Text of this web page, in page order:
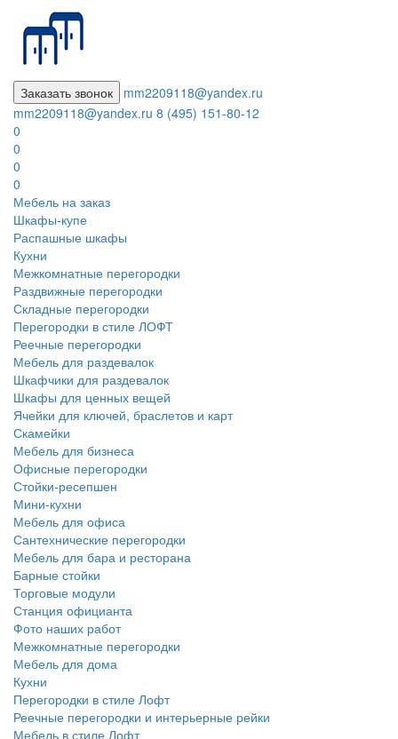
Заказать звонок
mm2209118@yandex.ru
mm2209118@yandex.ru 8 (495) 151-80-12
0
0
0
0
Мебель на заказ
Шкафы-купе
Распашные шкафы
Кухни
Межкомнатные перегородки
Раздвижные перегородки
Складные перегородки
Перегородки в стиле ЛОФТ
Реечные перегородки
Мебель для раздевалок
Шкафчики для раздевалок
Шкафы для ценных вещей
Ячейки для ключей, браслетов и карт
Скамейки
Мебель для бизнеса
Офисные перегородки
Стойки-ресепшен
Мини-кухни
Мебель для офиса
Сантехнические перегородки
Мебель для бара и ресторана
Барные стойки
Торговые модули
Станция официанта
Фото наших работ
Межкомнатные перегородки
Мебель для дома
Кухни
Перегородки в стиле Лофт
Реечные перегородки и интерьерные рейки
Мебель в стиле Лофт